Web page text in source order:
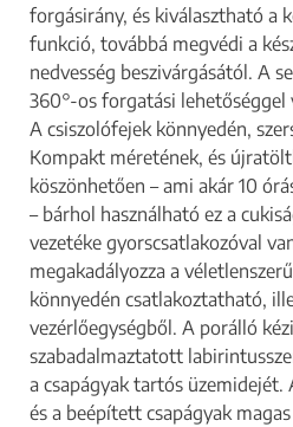
forgásirány, és kiválasztható a
funkció, továbbá megvédi a
nedvesség beszivárgásától. A
360°-os forgatási lehetőséggel
A csiszolófejek könnyedén,
Kompakt méretének, és
köszönhetően – ami akár 10
– bárhol használható ez a
vezetéke gyorscsatlakozóval
megakadályozza a
könnyedén csatlakoztatható,
vezérlőegységből. A porálló
szabadalmaztatott
a csapágyak tartós üzemidejét.
és a beépített csapágyak